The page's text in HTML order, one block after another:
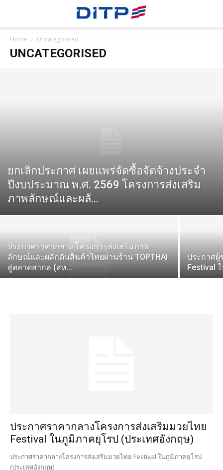
Home Uncategorised
UNCATEGORISED
ยกเลิกประกาศ เผยแพร่จัดซื้อจัดจ้างประจำ
ปีงบประมาณ พ.ศ. 2569 โครงการส่งเสริม
ภาพลักษณ์และผลั...
ประกาศราคากลาง โครงการส่งเสริมภาพ
ลักษณ์และผลักดันสินค้าไทยผ่านร้าน TOPTHAI
สู่ตลาดสากล (สห...
ประกาศผู้
Festival
ประกาศราคากลางโครงการส่งเสริมมวยไทย
Festival ในภูมิภาคยุโรป (ประเทศอังกฤษ)
ประกาศราคากลางโครงการส่งเสริมมวยไทย Festival ในภูมิภาคยุโรป
(ประเทศอังกฤษ)